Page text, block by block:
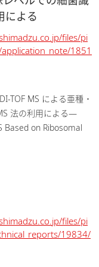
による
files/pi
1851
TOF MS による亜種 ･
法の利用による―
Based on Ribosomal
files/pi
19834/